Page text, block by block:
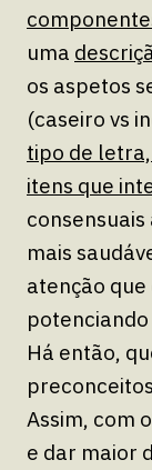
uma
os aspetos
(caseiro vs
tipo de
itens que
mais
atenção
potenciando
Há então,
Assim, com
e dar maior